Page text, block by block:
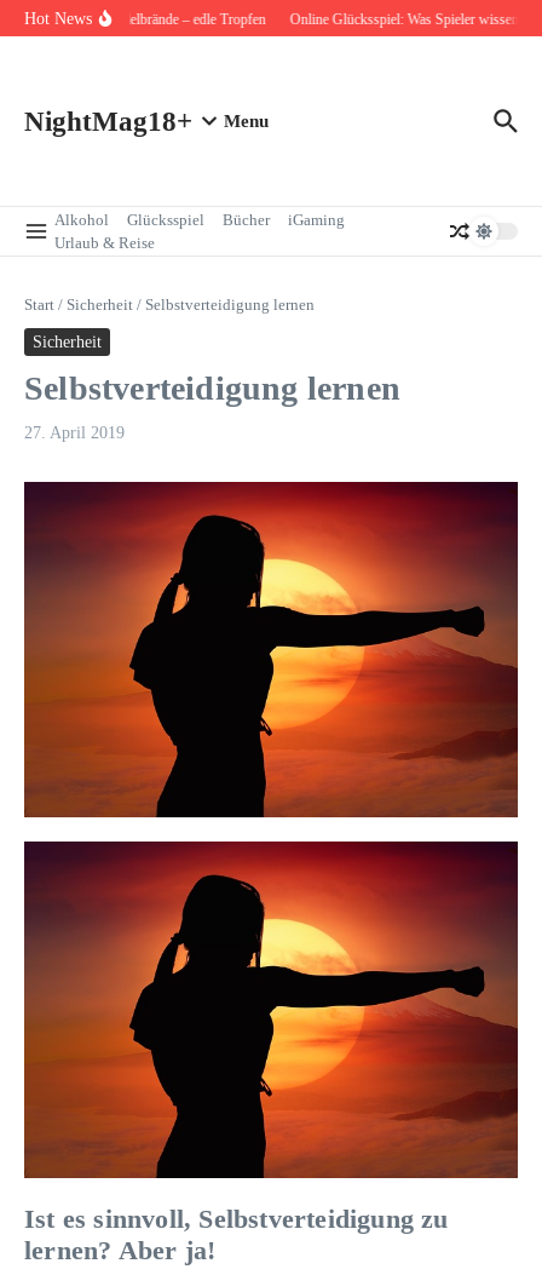
Zum Inhalt springen
Hot NewsZiegler Edelbrände – edle Tropfen Online Glücksspiel: Was Spieler wissen
NightMag18+ Menu
Alkohol Glücksspiel Bücher
iGaming
Urlaub & Reise
Start / Sicherheit / Selbstverteidigung lernen
Sicherheit
Selbstverteidigung lernen
27. April 2019
Ist es sinnvoll, Selbstverteidigung zu
lernen? Aber ja!